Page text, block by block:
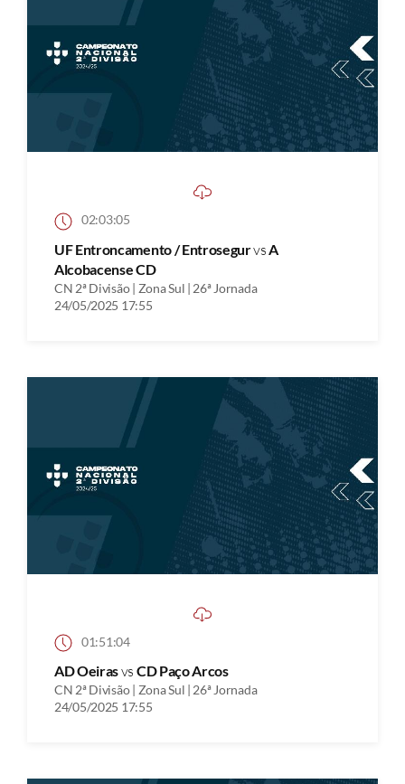
02:03:05
UF Entroncamento / EntrosegurvsA
Alcobacense CD
CN 2ª Divisão | Zona Sul | 26ª Jornada
24/05/2025 17:55
01:51:04
AD Oeirasvs CD Paço Arcos
CN 2ª Divisão | Zona Sul | 26ª Jornada
24/05/2025 17:55